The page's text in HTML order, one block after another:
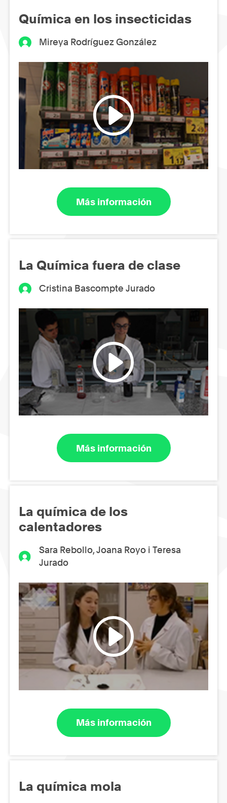
Química en los insecticidas
Mireya Rodríguez González
Más información
La Química fuera de clase
Cristina Bascompte Jurado
Más información
La química de los
calentadores
Sara Rebollo, Joana Royo i Teresa
Jurado
Más información
La química mola